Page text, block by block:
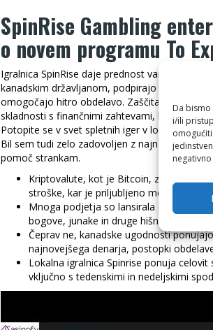
Da
i/ili
SpinRise Gambling
o novem programu To
Igralnica SpinRise daje prednost varnim in
kanadskim državljanom, podpirajo vzajemne
omogočajo hitro obdelavo. Zaščita je
skladnosti s finančnimi zahtevami, kar ščiti
Potopite se v svet spletnih iger v lokalni
Bil sem tudi zelo zadovoljen z najnovejšim
pomoč strankam.
Kriptovalute, kot je Bitcoin, zagotavljajo
stroške, kar je priljubljeno med tehnično
Mnoga podjetja so lansirala celotno
bogove, junake in druge hišne ljubljenčke.
Čeprav ne, kanadske ugodnosti
najnovejšega denarja, postopki
Lokalna igralnica Spinrise ponuja
vključno s tedenskimi in nedeljskimi